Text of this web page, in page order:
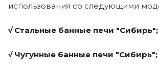
использования со следующими
√Стальные банные печи "Сибирь";
√ Чугунные банные печи "Сибирь";